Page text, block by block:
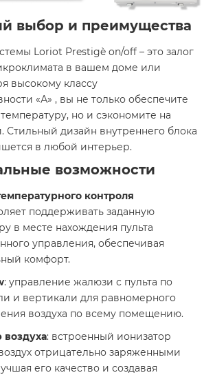
выбор и преимущества
Loriot Prestigè on/off – это залог
в вашем доме или
высокому классу
«А» , вы не только обеспечите
но и сэкономите на
Стильный дизайн внутреннего блока
в любой интерьер.​
возможности
контроля
поддерживать заданную
в месте нахождения пульта
управления, обеспечивая
комфорт.
: управление жалюзи с пульта по
и вертикали для равномерного
воздуха по всему помещению.
воздуха: встроенный ионизатор
отрицательно заряженными
его качество и создавая